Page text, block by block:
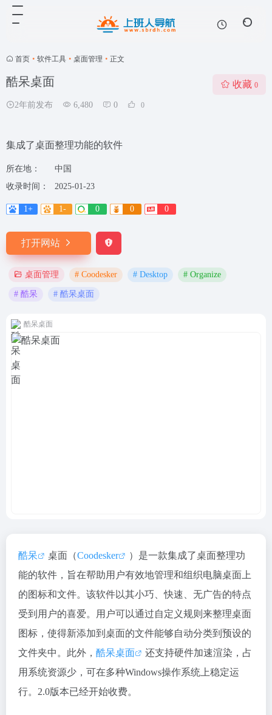
首页 • 软件工具 • 桌面管理 • 正文
酷呆桌面
2年前发布 6,480 0 0
收藏 0
集成了桌面整理功能的软件
所在地：
中国
收录时间：
2025-01-23
1+ 1- 0 0 0
打开网站
桌面管理 # Coodesker # Desktop # Organize
# 酷呆 # 酷呆桌面
酷呆桌面
酷呆 桌面（Coodesker
）是一款集成了桌面整理功
能的软件，旨在帮助用户有效地管理和组织电脑桌面上
的图标和文件。该软件以其小巧、快速、无广告的特点
受到用户的喜爱。用户可以通过自定义规则来整理桌面
图标，使得新添加到桌面的文件能够自动分类到预设的
文件夹中。此外， 酷呆桌面
还支持硬件加速渲染，占
用系统资源少，可在多种Windows操作系统上稳定运
行。2.0版本已经开始收费。